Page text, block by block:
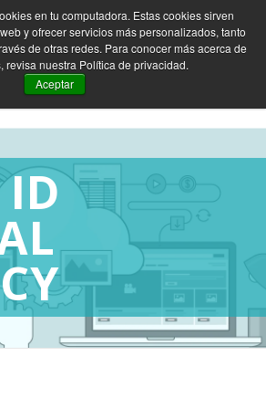
en tu computadora. Estas cookies sirven
y ofrecer servicios más personalizados, tanto
de otras redes. Para conocer más acerca de
revisa nuestra Política de privacidad.
Aceptar
ES EN FR
ID